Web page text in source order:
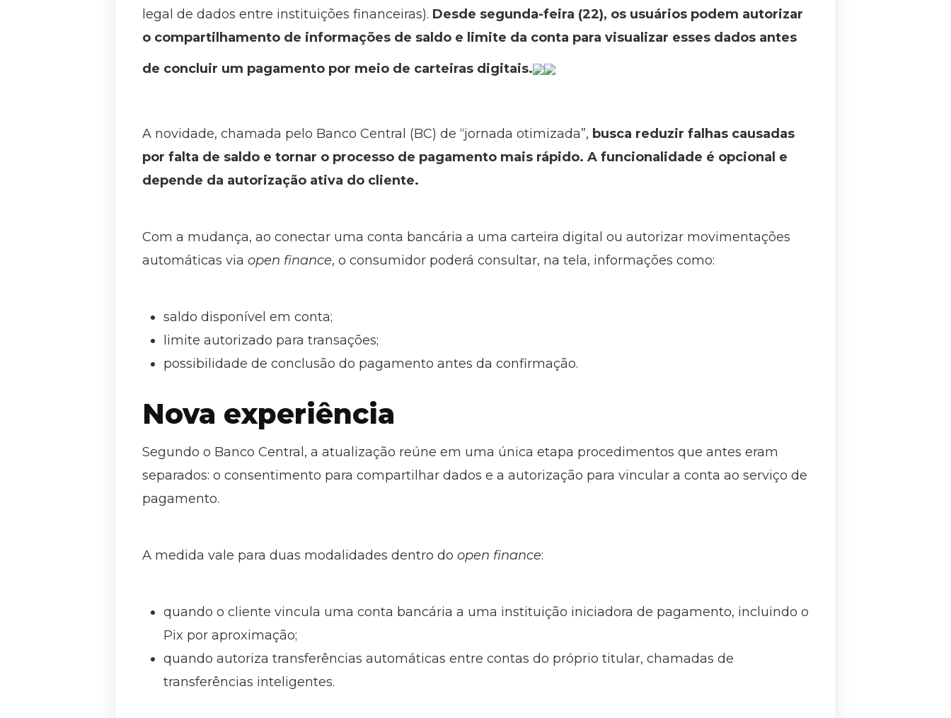
legal de dados entre instituições financeiras). Desde segunda-feira (22), os usuários podem autorizar
o compartilhamento de informações de saldo e limite da conta para visualizar esses dados antes
de concluir um pagamento por meio de carteiras digitais.
A novidade, chamada pelo Banco Central (BC) de “jornada otimizada”, busca reduzir falhas causadas
por falta de saldo e tornar o processo de pagamento mais rápido. A funcionalidade é opcional e
depende da autorização ativa do cliente.
Com a mudança, ao conectar uma conta bancária a uma carteira digital ou autorizar movimentações
automáticas via open finance, o consumidor poderá consultar, na tela, informações como:
saldo disponível em conta;
limite autorizado para transações;
possibilidade de conclusão do pagamento antes da confirmação.
Nova experiência
Segundo o Banco Central, a atualização reúne em uma única etapa procedimentos que antes eram
separados: o consentimento para compartilhar dados e a autorização para vincular a conta ao serviço de
pagamento.
A medida vale para duas modalidades dentro do open finance:
quando o cliente vincula uma conta bancária a uma instituição iniciadora de pagamento, incluindo o
Pix por aproximação;
quando autoriza transferências automáticas entre contas do próprio titular, chamadas de
transferências inteligentes.